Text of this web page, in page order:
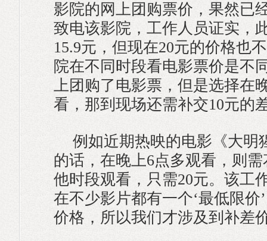
影院的网上团购票价，果然已
致电该影院，工作人员证实，
15.9元，但现在20元的价格也
院在不同时段看电影票价是不
上团购了电影票，但是选择在
看，那到现场还需补交10元的
例如近期热映的电影《大明
的话，在晚上6点多观看，则
他时段观看，只需20元。该工
在不少影片都有一个‘最低限价
价格，所以我们才涉及到补差